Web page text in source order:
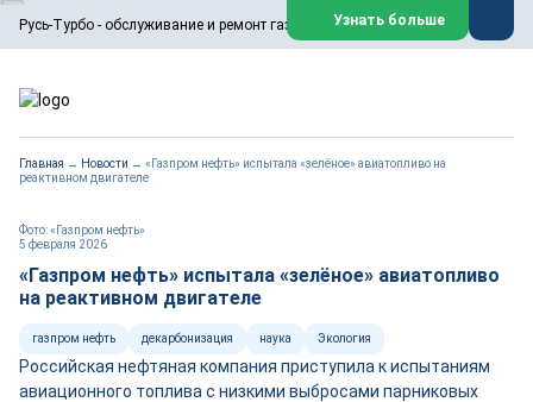
Русь-Турбо - обслуживание и ремонт газовых паровых турбин
ООО «Русь-Турбо» занимается сервисом газовых и паровых
турбин, комплексным ремонтом, восстановлением,
техническим обслуживанием оборудования ТЭС,
работают на нефтегазовых, нефтехимических,
металлургических и других предприятиях.
Реклама. ООО «Русь-Турбо», ИНН 7802588950
erid: F7NfYUJCUneVdwPs4znf
Узнать больше
Главная → Новости → «Газпром нефть» испытала «зелёное» авиатопливо на
реактивном двигателе
5 февраля 2026
Фото: «Газпром нефть»
«Газпром нефть» испытала «зелёное» авиатопливо
на реактивном двигателе
газпром нефть декарбонизация наука Экология
Российская нефтяная компания приступила к испытаниям
авиационного топлива с низкими выбросами парниковых